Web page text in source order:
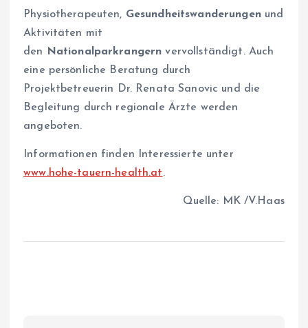
Physiotherapeuten, Gesundheitswanderungenund
Aktivitäten mit
den
Nationalparkrangernvervollständigt. Auch
eine persönliche Beratung durch
Projektbetreuerin Dr. Renata Sanovic und die
Begleitung durch regionale Ärzte werden
angeboten.
Informationen finden Interessierte unter
www.hohe-tauern-health.at.
Quelle: MK /V.Haas